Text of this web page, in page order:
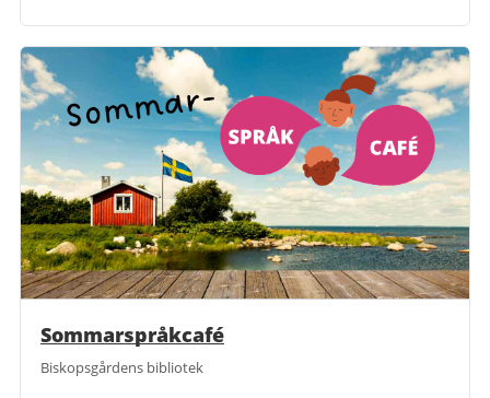
Sommarspråkcafé
Biskopsgårdens bibliotek